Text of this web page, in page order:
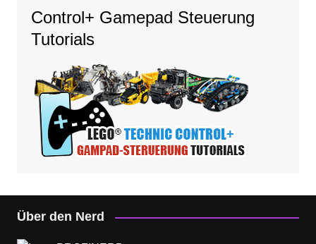
Control+ Gamepad Steuerung
Tutorials
Über den Nerd